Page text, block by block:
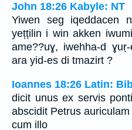
John 18:26 Kabyle: NT
Yiwen seg iqeddacen
yețțilin i win akken
ame??uɣ, iwehha-d
ara yid-es di tmazirt ?
Ioannes 18:26 Latin:
dicit unus ex servis
abscidit Petrus
cum illo